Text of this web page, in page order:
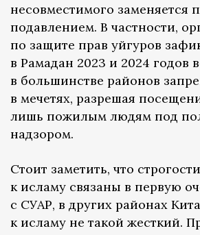
несовместимого заменяется
подавлением. В частности,
по защите прав уйгуров
в Рамадан 2023 и 2024 годов
в большинстве районов
в мечетях, разрешая
лишь пожилым людям под
надзором.
Стоит заметить, что
к исламу связаны в первую
с СУАР, в других районах
к исламу не такой жесткий.